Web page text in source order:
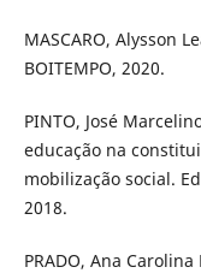
MASCARO, Alysson
BOITEMPO, 2020.
PINTO, José
educação na
mobilização social.
2018.
PRADO, Ana